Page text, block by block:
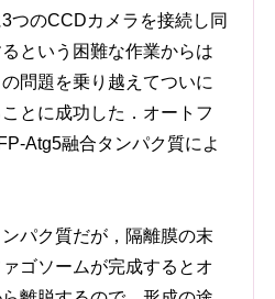
つのCCDカメラを接続し同
という困難な作業からは
問題を乗り越えてついに
とに成功した．オートフ
Atg5融合タンパク質によ
パク質だが，隔離膜の末
ゴソームが完成するとオ